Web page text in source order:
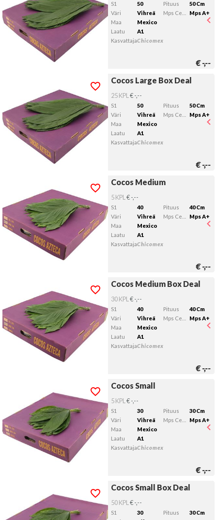
S1 50 Pituus
50 Cm
Väri
Vihreä
Mps A+
Maa
Mexico
Laatu
A1
KasvattajaChicomex
€-,--
Cocos Large Box Deal
25 KPL € -,--
S1 50 Pituus
50 Cm
Väri
Vihreä
Mps A+
Maa
Mexico
Laatu
A1
KasvattajaChicomex
€-,--
Kelvollista lähtöpäivää ei ole valittu.
Cocos Medium
5 KPL € -,--
S1 40 Pituus
40 Cm
Väri
Vihreä
Mps A+
Maa
Mexico
Laatu
A1
KasvattajaChicomex
€-,--
Kelvollista lähtöpäivää ei ole valittu.
Cocos Medium Box Deal
30 KPL € -,--
S1 40 Pituus
40 Cm
Väri
Vihreä
Mps A+
Maa
Mexico
Laatu
A1
KasvattajaChicomex
€-,--
Cocos Medium Box Deal
Kelvollista lähtöpäivää ei ole valittu.
Cocos Small
5 KPL € -,--
S1 30 Pituus
30 Cm
Väri
Vihreä
Mps A+
Maa
Mexico
Laatu
A1
KasvattajaChicomex
€-,--
Kelvollista lähtöpäivää ei ole valittu.
Cocos Small Box Deal
50 KPL € -,--
S1 30 Pituus
30 Cm
Kelvollista lähtöpäivää ei ole valittu.